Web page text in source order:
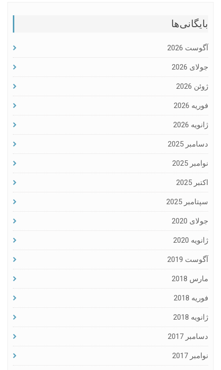
بایگانی‌ها
آگوست 2026
جولای 2026
ژوئن 2026
فوریه 2026
ژانویه 2026
دسامبر 2025
نوامبر 2025
اکتبر 2025
سپتامبر 2025
جولای 2020
ژانویه 2020
آگوست 2019
مارس 2018
فوریه 2018
ژانویه 2018
دسامبر 2017
نوامبر 2017